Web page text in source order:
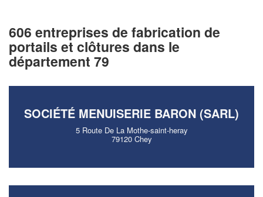
606 entreprises de fabrication de
portails et clôtures dans le
département 79
SOCIÉTÉ MENUISERIE BARON (SARL)
5 Route De La Mothe-saint-heray
79120 Chey